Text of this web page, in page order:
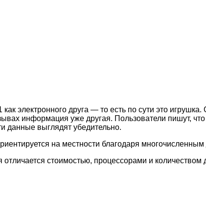
электронного друга — то есть по сути это
информация уже другая. Пользователи пишут,
данные выглядят убедительно.
на местности благодаря многочисленным
отличается стоимостью, процессорами и количеством